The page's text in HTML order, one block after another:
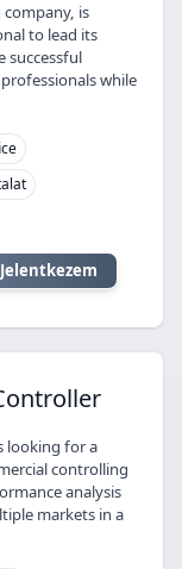
is
to lead its
successful
while
looking for a
controlling
analysis
markets in a